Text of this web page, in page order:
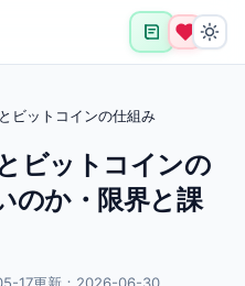
ビットコインの仕組み
ビットコインの
のか・限界と課
17更新：2026-06-30